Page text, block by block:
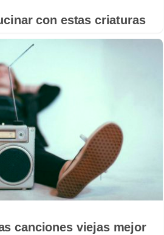
con estas criaturas
canciones viejas mejor